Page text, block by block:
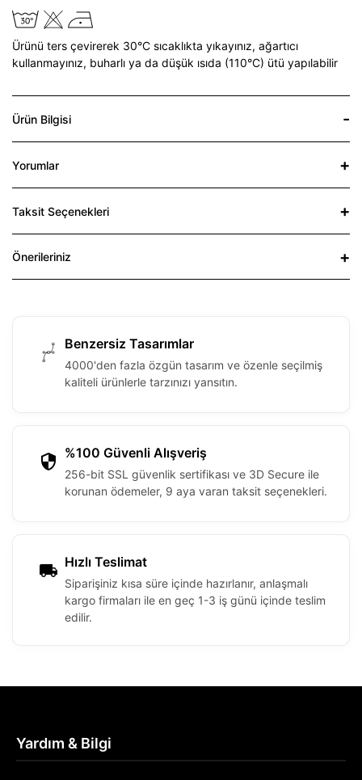
Ürünü ters çevirerek 30°C sıcaklıkta yıkayınız, ağartıcı
kullanmayınız, buharlı ya da düşük ısıda (110°C) ütü yapılabilir
Ürün Bilgisi
Yorumlar
Taksit Seçenekleri
Önerileriniz
Benzersiz Tasarımlar
4000'den fazla özgün tasarım ve özenle seçilmiş
kaliteli ürünlerle tarzınızı yansıtın.
%100 Güvenli Alışveriş
256-bit SSL güvenlik sertifikası ve 3D Secure ile
korunan ödemeler, 9 aya varan taksit seçenekleri.
Hızlı Teslimat
Siparişiniz kısa süre içinde hazırlanır, anlaşmalı
kargo firmaları ile en geç 1-3 iş günü içinde teslim
edilir.
Yardım & Bilgi